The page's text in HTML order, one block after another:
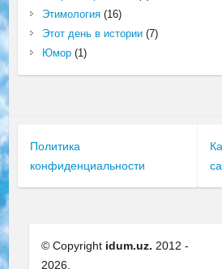
Этимология(16)
Этот день в истории(7)
Юмор(1)
Политика
конфиденциальности
© Copyright idum.uz. 2012 -
2026.